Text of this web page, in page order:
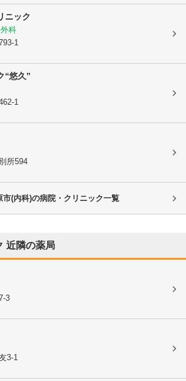
ニック
科
1
“悠久”
1
所594
市(内科)の病院・クリニック一覧
近隣の薬局
3
3-1